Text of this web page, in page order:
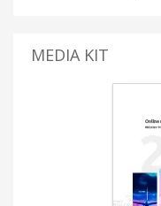
MEDIA KIT